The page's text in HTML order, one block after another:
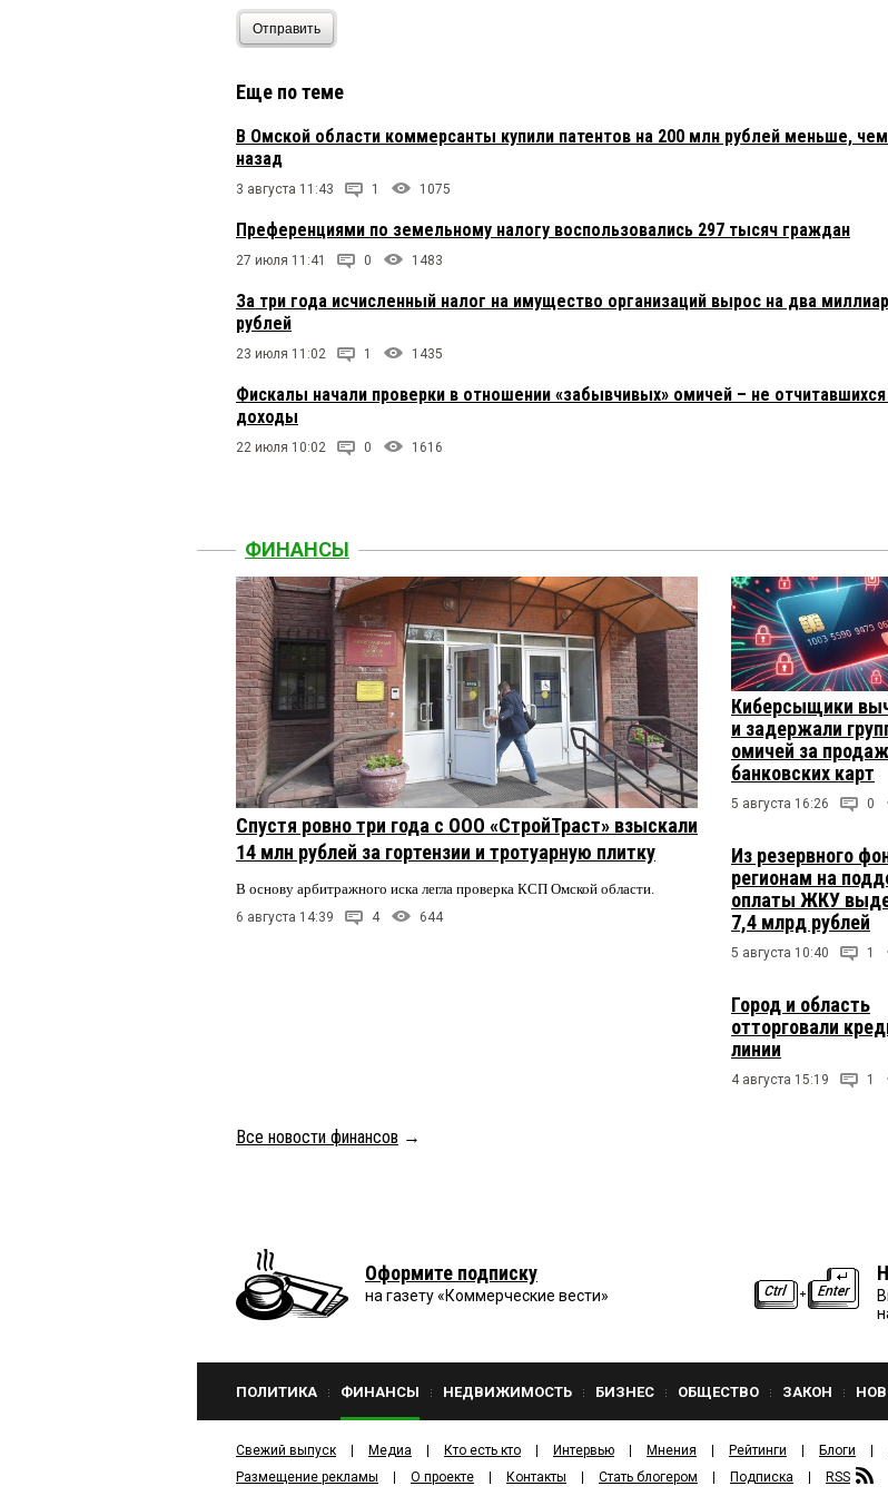
Отправить
Еще по теме
В Омской области коммерсанты купили патентов на 200 млн рублей меньше,
назад
3 августа 11:43 1 1075
Преференциями по земельному налогу воспользовались 297 тысяч граждан
27 июля 11:41 0 1483
За три года исчисленный налог на имущество организаций вырос на два
рублей
23 июля 11:02 1 1435
Фискалы начали проверки в отношении «забывчивых» омичей – не
доходы
22 июля 10:02 0 1616
ФИНАНСЫ
Спустя ровно три года с ООО «СтройТраст» взыскали
14 млн рублей за гортензии и тротуарную плитку
В основу арбитражного иска легла проверка КСП Омской области.
6 августа 14:39 4 644
Киберсыщики
и задержали
омичей за
банковских карт
5 августа 16:26 0
Из резервного
регионам на
оплаты ЖКУ
7,4 млрд рублей
5 августа 10:40 1
Город и область
отторговали
линии
4 августа 15:19 1
Все новости финансов →
Оформите подписку
на газету «Коммерческие вести»
ПОЛИТИКА ФИНАНСЫ НЕДВИЖИМОСТЬ БИЗНЕС ОБЩЕСТВО ЗАКОН
Свежий выпуск Медиа Кто есть кто Интервью Мнения Рейтинги Блоги
Размещение рекламы
О проекте Контакты Стать блогером Подписка RSS